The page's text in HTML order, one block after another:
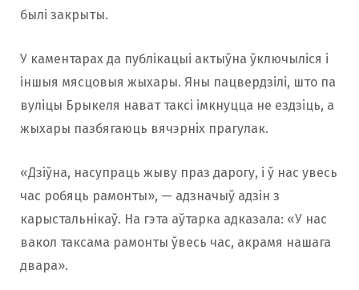
былі закрыты.
У каментарах да публікацыі актыўна ўключыліся і
іншыя мясцовыя жыхары. Яны пацвердзілі, што па
вуліцы Брыкеля нават таксі імкнуцца не ездзіць, а
жыхары пазбягаюць вячэрніх прагулак.
«Дзіўна, насупраць жыву праз дарогу, і ў нас увесь
час робяць рамонты», — адзначыў адзін з
карыстальнікаў. На гэта аўтарка адказала: «У нас
вакол таксама рамонты ўвесь час, акрамя нашага
двара».